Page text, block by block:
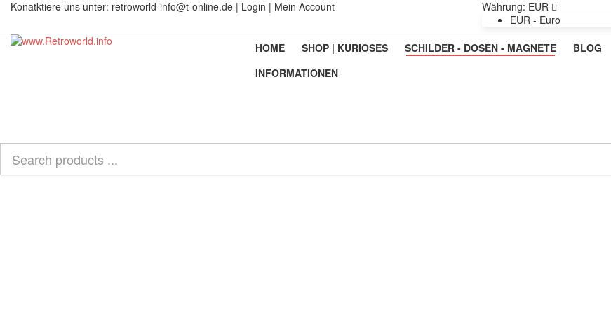
Konatktiere uns unter: retroworld-info@t-online.de | Login | Mein Account Währung: EUR
EUR - Euro
HOME
SHOP | KURIOSES SCHILDER - DOSEN - MAGNETE
BLOG
INFORMATIONEN